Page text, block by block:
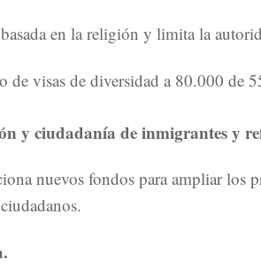
en la religión y limita la
de visas de diversidad a 80.000 de
y ciudadanía de inmigrantes y
nuevos fondos para ampliar los